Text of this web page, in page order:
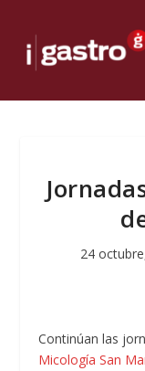
24
Continúan las
Micología San